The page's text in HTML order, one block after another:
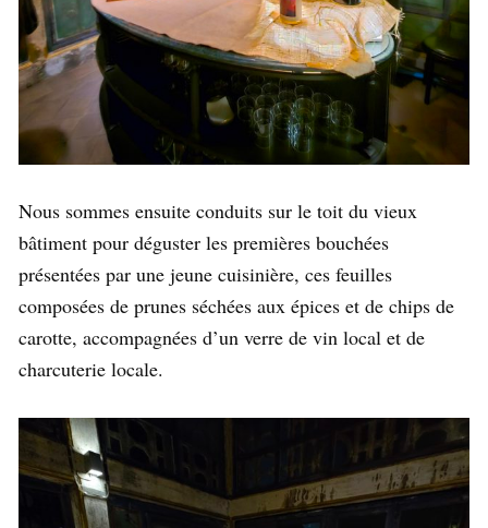
Nous sommes ensuite conduits sur le toit du vieux
bâtiment pour déguster les premières bouchées
présentées par une jeune cuisinière, ces feuilles
composées de prunes séchées aux épices et de chips de
carotte, accompagnées d’un verre de vin local et de
charcuterie locale.